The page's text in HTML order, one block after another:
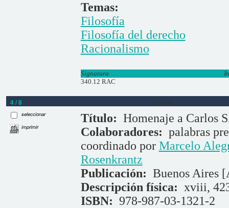
Temas:
Filosofía
Filosofía del derecho
Racionalismo
Signatura
340.12 RAC
4 / 8 Libros
seleccionar
imprimir
Título: Homenaje a Carlos
Colaboradores: palabras
coordinado por Marcelo
Rosenkrantz
Publicación: Buenos Aires
Descripción física: xviii,
ISBN: 978-987-03-1321-2